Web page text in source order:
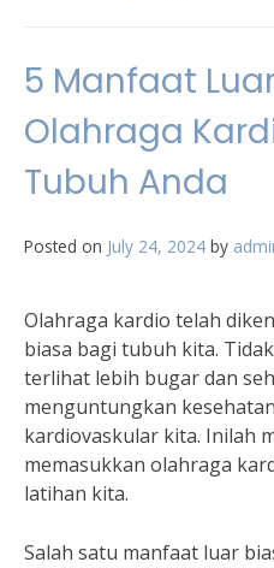
5 Manfaat
Olahraga
Tubuh Anda
Posted on July 24, 2024 by
Olahraga kardio telah
biasa bagi tubuh kita.
terlihat lebih bugar dan
menguntungkan
kardiovaskular kita. Inilah
memasukkan olahraga
latihan kita.
Salah satu manfaat luar